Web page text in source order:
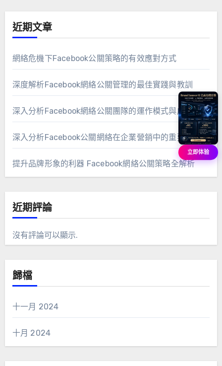
近期文章
網絡危機下Facebook公關策略的有效應對方式
深度解析Facebook網絡公關管理的最佳實踐與教訓
深入分析Facebook網絡公關團隊的運作模式與成功策略
深入分析Facebook公關網絡在企業營銷中的重要作用
提升品牌形象的利器 Facebook網絡公關策略全解析
近期評論
沒有評論可以顯示.
歸檔
十一月 2024
十月 2024
立即体验